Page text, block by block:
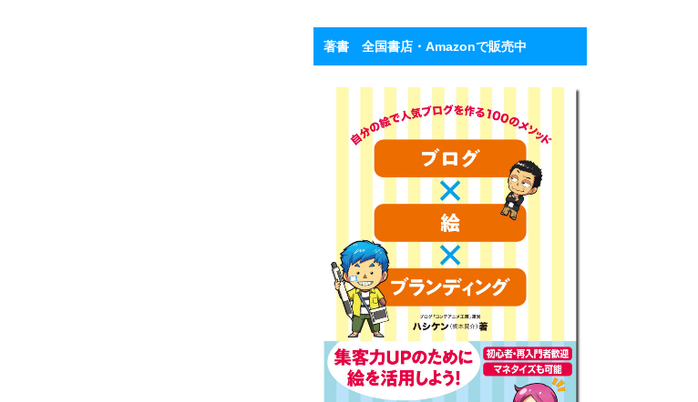
著書 全国書店・Amazonで販売中